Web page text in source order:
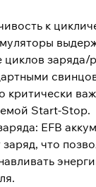
к
циклов заряда/
критически
Start-Stop.
EFB
что